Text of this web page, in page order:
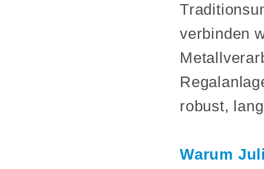
verbinden
robust,
Warum